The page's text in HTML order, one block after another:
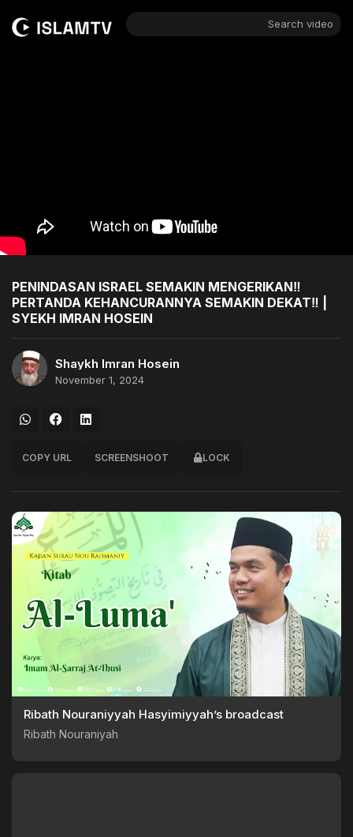
Search video
PENINDASAN ISRAEL SEMAKIN MENGERIKAN‼️
PERTANDA KEHANCURANNYA SEMAKIN DEKAT‼️ |
SYEKH IMRAN HOSEIN
Shaykh Imran Hosein
November 1, 2024
COPY URL SCREENSHOOT LOCK
Ribath Nouraniyyah Hasyimiyyah’s broadcast
Ribath Nouraniyah